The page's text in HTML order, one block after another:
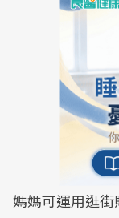
媽媽可運用逛